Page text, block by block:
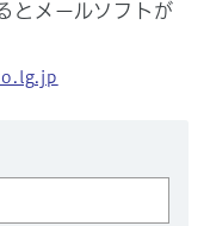
とメールソフトが